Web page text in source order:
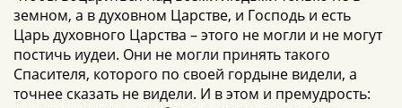
земном, а в духовном Царстве, и Господь и есть
Царь духовного Царства – этого не могли и не могут
постичь иудеи. Они не могли принять такого
Спасителя, которого по своей гордыне видели, а
точнее сказать не видели. И в этом и премудрость: